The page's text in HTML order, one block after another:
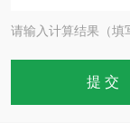
请输入计算结果（填